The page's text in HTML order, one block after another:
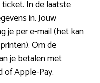
In de laatste
in. Jouw
je per e-mail (het kan
Om de
je betalen met
of Apple-Pay.